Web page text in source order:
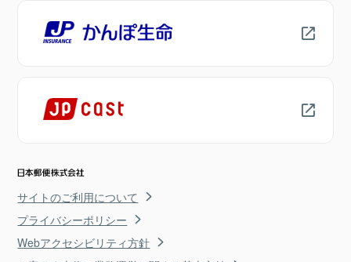
サイトのご利用について
プライバシーポリシー
Webアクセシビリティ方針